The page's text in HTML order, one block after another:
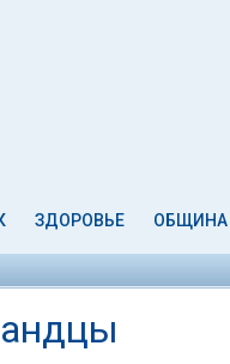
ЗДОРОВЬЕ ОБЩИНА